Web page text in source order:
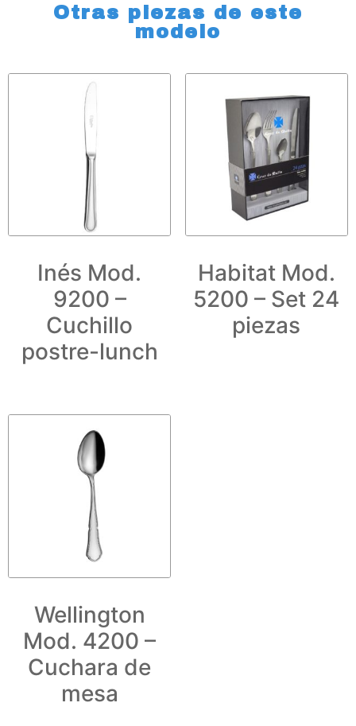
Otras piezas de este
modelo
Inés Mod.
9200 –
Cuchillo
postre-lunch
Habitat Mod.
5200 – Set 24
piezas
Wellington
Mod. 4200 –
Cuchara de
mesa